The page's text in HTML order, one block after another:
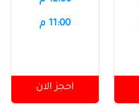
11:00 م
احجز الان